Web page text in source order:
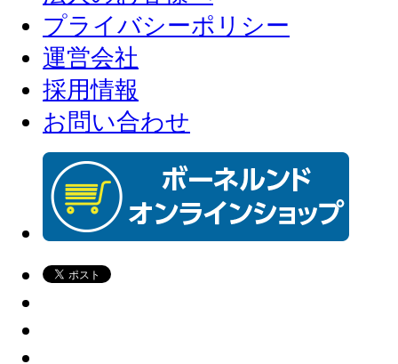
プライバシーポリシー
運営会社
採用情報
お問い合わせ